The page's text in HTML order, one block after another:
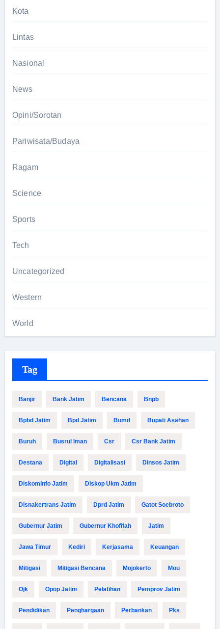
Kota
Lintas
Nasional
News
Opini/Sorotan
Pariwisata/Budaya
Ragam
Science
Sports
Tech
Uncategorized
Western
World
Tag
Banjir Bank Jatim Bencana Bnpb
Bpbd Jatim Bpd Jatim Bumd Bupati Asahan
Buruh Busrul Iman Csr Csr Bank Jatim
Destana Digital Digitalisasi Dinsos Jatim
Diskominfo Jatim Diskop Ukm Jatim
Disnakertrans Jatim Dprd Jatim Gatot Soebroto
Gubernur Jatim Gubernur Khofifah Jatim
Jawa Timur Kediri Kerjasama Keuangan
Mitigasi Mitigasi Bencana Mojokerto Mou
Ojk Opop Jatim Pelatihan Pemprov Jatim
Pendidikan Penghargaan Perbankan Pks